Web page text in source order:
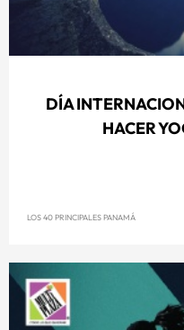
DÍA
HACER
LOS 40 PRINCIPALES PANAMÁ